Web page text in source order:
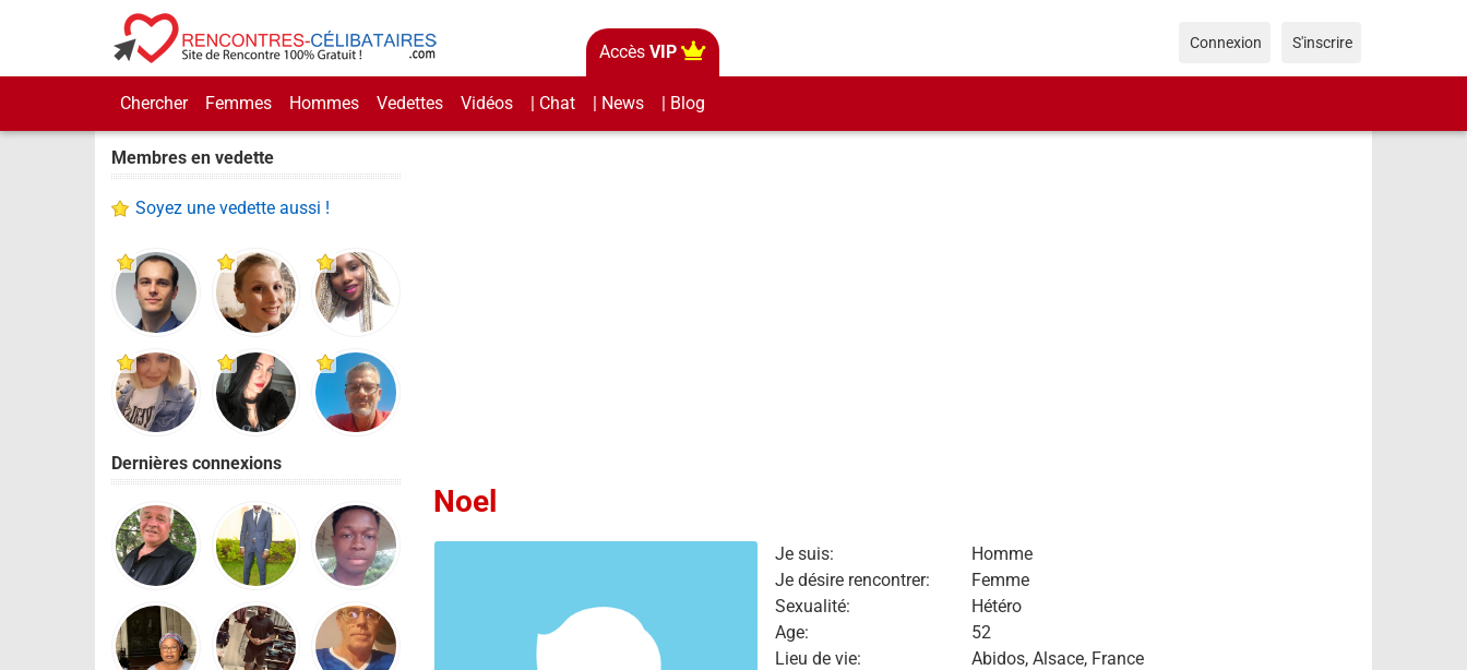
Accès VIP
Chercher Femmes Hommes Vedettes Vidéos | Chat | News | Blog
Connexion S'inscrire
Membres en vedette
Soyez une vedette aussi !
Dernières connexions
Noel
Je suis:
Homme
Je désire rencontrer:
Femme
Sexualité:
Hétéro
Age:
52
Lieu de vie:
Abidos, Alsace, France